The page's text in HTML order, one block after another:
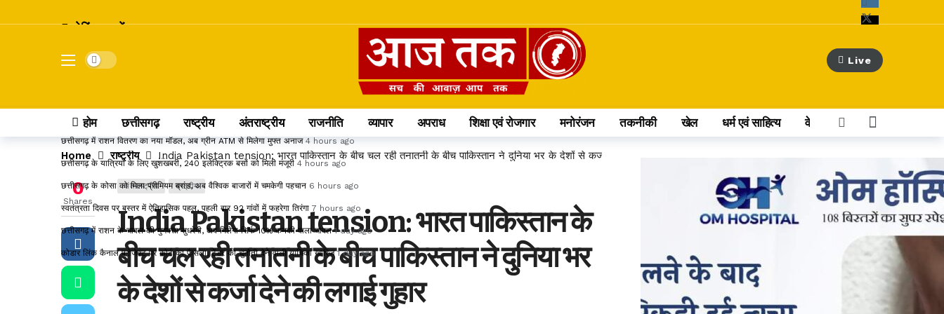
ब्रेकिंग खबरें
छत्तीसगढ़ में 24 IFS अधिकारियों का तबादला, रायपुर से बस्तर तक बदले DFO और वन अधिकारियों के प्रभार 3 hours ago
4 hours ago
सांवले रंग और नौकरी पर तानों से परेशान पति, न्याय की मांग लेकर पहुंचा अदालत 4 hours ago
छत्तीसगढ़ में राशन वितरण का नया मॉडल, अब ग्रीन ATM से मिलेगा मुफ्त अनाज 4 hours ago
छत्तीसगढ़ के यात्रियों के लिए खुशखबरी, 240 इलेक्ट्रिक बसों को मिली मंजूरी 4 hours ago
छत्तीसगढ़ के कोसा को मिला प्रीमियम ब्रांड, अब वैश्विक बाजारों में चमकेगी पहचान 6 hours ago
स्वतंत्रता दिवस पर बस्तर में ऐतिहासिक पहल, पहली बार 92 गांवों में फहरेगा तिरंगा 7 hours ago
छत्तीसगढ़ में राशन के चावल की गुणवत्ता सुधरेगी, अब मिलेगा सिर्फ 10% कनकी वाला चावल 1 day ago
कोडार लिंक कैनाल प्रोजेक्ट पर कोर्ट का फैसला, टेंडर को चुनौती देने वाली याचिका खारिज 1 day ago
Dark mode Live
होम छत्तीसगढ़ राष्ट्रीय अंतराष्ट्रीय राजनीति व्यापार अपराध शिक्षा एवं रोजगार मनोरंजन तकनीकी खेल धर्म एवं साहित्य वेब स्टोरी अन्य खबर
Home राष्ट्रीय India Pakistan tension: भारत पाकिस्तान के बीच चल रही तनातनी के बीच पाकिस्तान ने दुनिया भर के देशों से कर्जा देने की लगाई गुहार
अंतराष्ट्रीय राष्ट्रीय
India Pakistan tension: भारत पाकिस्तान के
बीच चल रही तनातनी के बीच पाकिस्तान ने दुनिया भर
के देशों से कर्जा देने की लगाई गुहार
0
Shares